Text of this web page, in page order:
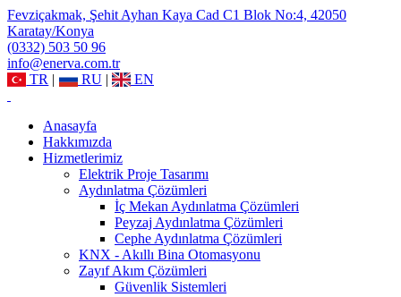
Fevziçakmak, Şehit Ayhan Kaya Cad C1 Blok No:4, 42050
Karatay/Konya
(0332) 503 50 96
info@enerva.com.tr
TR | RU | EN
Anasayfa
Hakkımızda
Hizmetlerimiz
Elektrik Proje Tasarımı
Aydınlatma Çözümleri
İç Mekan Aydınlatma Çözümleri
Peyzaj Aydınlatma Çözümleri
Cephe Aydınlatma Çözümleri
KNX - Akıllı Bina Otomasyonu
Zayıf Akım Çözümleri
Güvenlik Sistemleri